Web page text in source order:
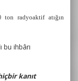
radyoaktif atığın
ihbârı
kanıt